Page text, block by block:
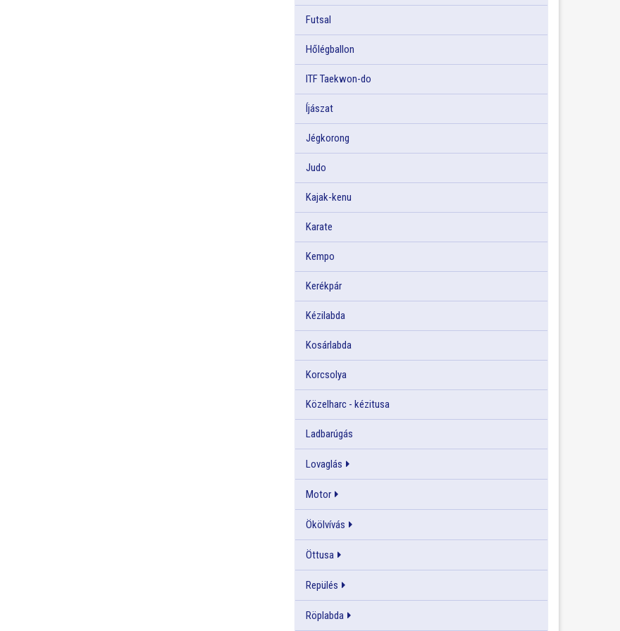
Futsal
Hőlégballon
ITF Taekwon-do
Íjászat
Jégkorong
Judo
Kajak-kenu
Karate
Kempo
Kerékpár
Kézilabda
Kosárlabda
Korcsolya
Közelharc - kézitusa
Ladbarúgás
Lovaglás
Motor
Ökölvívás
Öttusa
Repülés
Röplabda